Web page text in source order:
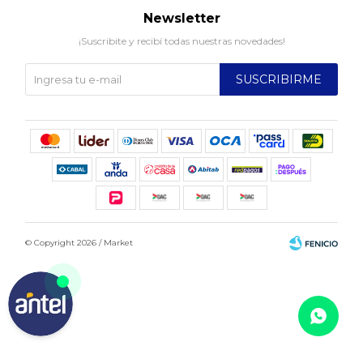
Newsletter
¡Suscribite y recibí todas nuestras novedades!
SUSCRIBIRME
© Copyright 2026 / Market